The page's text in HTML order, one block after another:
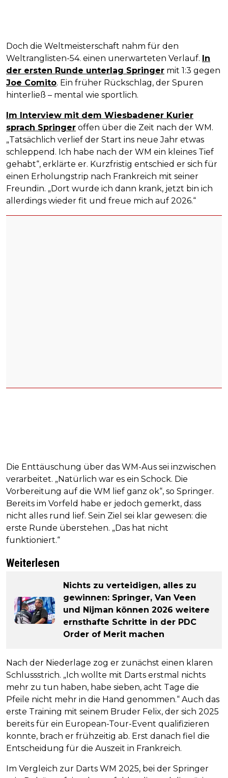
Doch die Weltmeisterschaft nahm für den
Weltranglisten-54. einen unerwarteten Verlauf. In
der ersten Runde unterlag Springer mit 1:3 gegen
Joe Comito. Ein früher Rückschlag, der Spuren
hinterließ – mental wie sportlich.
Im Interview mit dem Wiesbadener Kurier
sprach Springer offen über die Zeit nach der WM.
„Tatsächlich verlief der Start ins neue Jahr etwas
schleppend. Ich habe nach der WM ein kleines Tief
gehabt“, erklärte er. Kurzfristig entschied er sich für
einen Erholungstrip nach Frankreich mit seiner
Freundin. „Dort wurde ich dann krank, jetzt bin ich
allerdings wieder fit und freue mich auf 2026.“
Die Enttäuschung über das WM-Aus sei inzwischen
verarbeitet. „Natürlich war es ein Schock. Die
Vorbereitung auf die WM lief ganz ok“, so Springer.
Bereits im Vorfeld habe er jedoch gemerkt, dass
nicht alles rund lief. Sein Ziel sei klar gewesen: die
erste Runde überstehen. „Das hat nicht
funktioniert.“
Weiterlesen
Nichts zu verteidigen, alles zu
gewinnen: Springer, Van Veen
und Nijman können 2026 weitere
ernsthafte Schritte in der PDC
Order of Merit machen
Nach der Niederlage zog er zunächst einen klaren
Schlussstrich. „Ich wollte mit Darts erstmal nichts
mehr zu tun haben, habe sieben, acht Tage die
Pfeile nicht mehr in die Hand genommen.“ Auch das
erste Training mit seinem Bruder Felix, der sich 2025
bereits für ein European-Tour-Event qualifizieren
konnte, brach er frühzeitig ab. Erst danach fiel die
Entscheidung für die Auszeit in Frankreich.
Im Vergleich zur Darts WM 2025, bei der Springer